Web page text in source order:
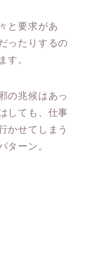
と要求があ
ったりするの
す。
の兆候はあっ
しても、仕事
かせてしまう
ターン。